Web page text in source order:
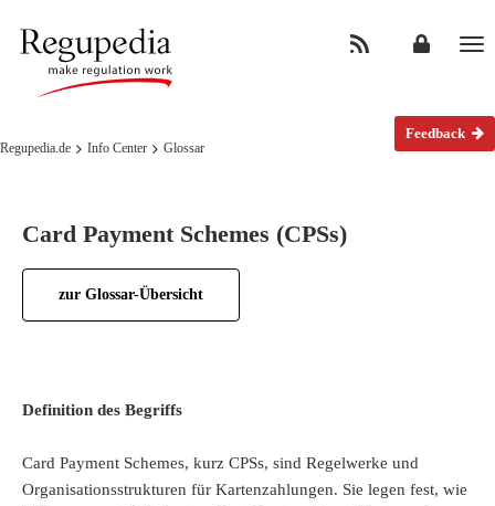
Regupedia.de Info Center Glossar
Feedback
Card Payment Schemes (CPSs)
zur Glossar-Übersicht
Definition des Begriffs
Card Payment Schemes, kurz CPSs, sind Regelwerke und
Organisationsstrukturen für Kartenzahlungen. Sie legen fest, wie